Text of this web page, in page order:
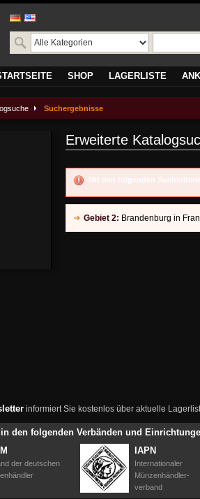
SHOP LAGERLISTE
Suchergebnisse
Erweiterte
Mit den folgenden
Gebiet 2: Brandenburg in
informiert Sie kostenlos über aktuelle
den folgenden Verbänden und
der deutschen
IAPN
Internationaler
Münzenhändler-
verband